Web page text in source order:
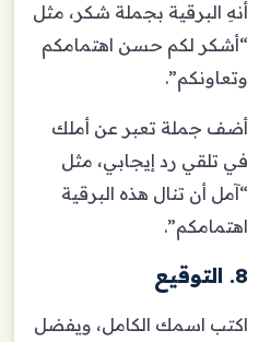
أنهِ البرقية بجملة شكر، مثل
“أشكر لكم حسن اهتمامكم
وتعاونكم”.
أضف جملة تعبر عن أملك
في تلقي رد إيجابي، مثل
“آمل أن تنال هذه البرقية
اهتمامكم”.
8. التوقيع
اكتب اسمك الكامل، ويفضل